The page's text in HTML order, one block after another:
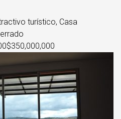
turístico, Casa
$350,000,000